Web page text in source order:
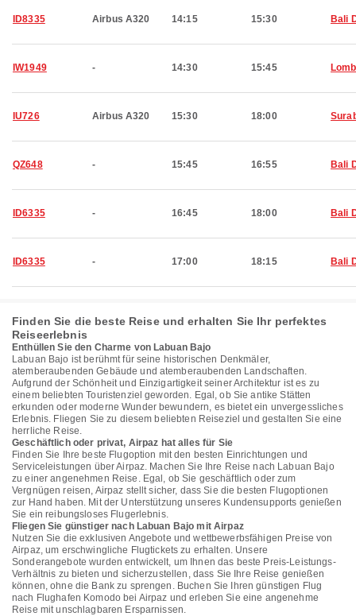
ID8335 Airbus A320 14:15 15:30 Bali
IW1949 - 14:30 15:45
IU726 Airbus A320 15:30 18:00
QZ648 - 15:45 16:55 Bali
ID6335 - 16:45 18:00 Bali
ID6335 - 17:00 18:15 Bali
Finden Sie die beste Reise und erhalten Sie Ihr perfektes
Reiseerlebnis
Enthüllen Sie den Charme von Labuan Bajo
Labuan Bajo ist berühmt für seine historischen Denkmäler,
atemberaubenden Gebäude und atemberaubenden Landschaften.
Aufgrund der Schönheit und Einzigartigkeit seiner Architektur ist es zu
einem beliebten Touristenziel geworden. Egal, ob Sie antike Stätten
erkunden oder moderne Wunder bewundern, es bietet ein unvergessliches
Erlebnis. Fliegen Sie zu diesem beliebten Reiseziel und gestalten Sie eine
herrliche Reise.
Geschäftlich oder privat, Airpaz hat alles für Sie
Finden Sie Ihre beste Flugoption mit den besten Einrichtungen und
Serviceleistungen über Airpaz. Machen Sie Ihre Reise nach Labuan Bajo
zu einer angenehmen Reise. Egal, ob Sie geschäftlich oder zum
Vergnügen reisen, Airpaz stellt sicher, dass Sie die besten Flugoptionen
zur Hand haben. Mit der Unterstützung unseres Kundensupports genießen
Sie ein reibungsloses Flugerlebnis.
Fliegen Sie günstiger nach Labuan Bajo mit Airpaz
Nutzen Sie die exklusiven Angebote und wettbewerbsfähigen Preise von
Airpaz, um erschwingliche Flugtickets zu erhalten. Unsere
Sonderangebote wurden entwickelt, um Ihnen das beste Preis-Leistungs-
Verhältnis zu bieten und sicherzustellen, dass Sie Ihre Reise genießen
können, ohne die Bank zu sprengen. Buchen Sie Ihren günstigen Flug
nach Flughafen Komodo bei Airpaz und erleben Sie eine angenehme
Reise mit unschlagbaren Ersparnissen.